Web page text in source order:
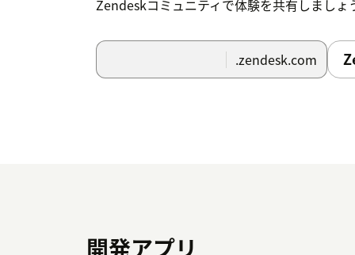
Zendeskコミュニティで体験を共有しましょ
.zendesk.com